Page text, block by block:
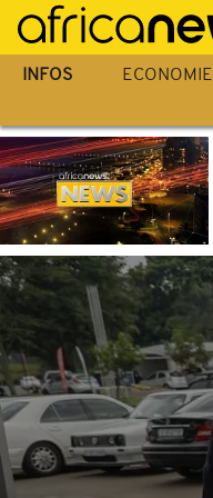
Passer
au
contenu
INFOS ECONOMIE